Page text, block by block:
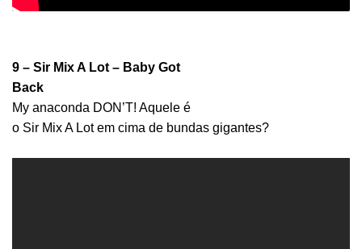
9 – Sir Mix A Lot – Baby Got
Back
My anaconda DON’T! Aquele é
o Sir Mix A Lot em cima de bundas gigantes?